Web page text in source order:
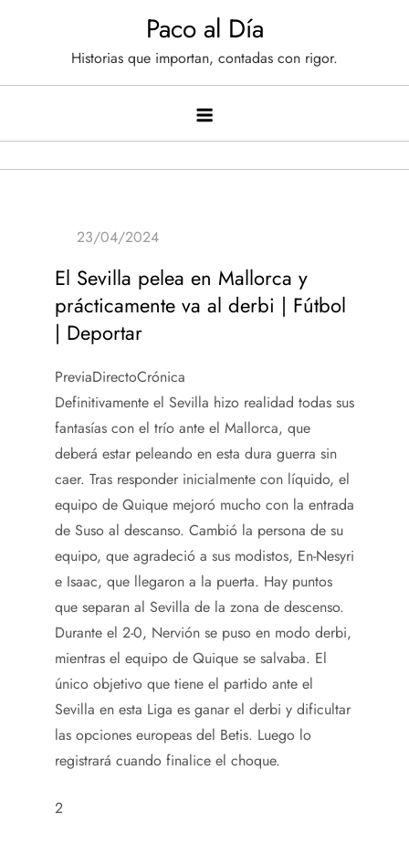
Paco al Día
Historias que importan, contadas con rigor.
El Sevilla pelea en Mallorca y
prácticamente va al derbi | Fútbol
| Deportar
PreviaDirectoCrónica
Definitivamente el Sevilla hizo realidad todas sus
fantasías con el trío ante el Mallorca, que
deberá estar peleando en esta dura guerra sin
caer. Tras responder inicialmente con líquido, el
equipo de Quique mejoró mucho con la entrada
de Suso al descanso. Cambió la persona de su
equipo, que agradeció a sus modistos, En-Nesyri
e Isaac, que llegaron a la puerta. Hay puntos
que separan al Sevilla de la zona de descenso.
Durante el 2-0, Nervión se puso en modo derbi,
mientras el equipo de Quique se salvaba. El
único objetivo que tiene el partido ante el
Sevilla en esta Liga es ganar el derbi y dificultar
las opciones europeas del Betis. Luego lo
registrará cuando finalice el choque.
2